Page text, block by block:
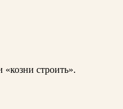
строить».